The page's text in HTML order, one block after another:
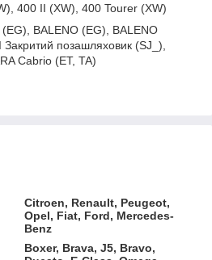
400 II (XW), 400 Tourer (XW)
BALENO (EG), BALENO
Закритий позашляховик (SJ_),
Cabrio (ET, TA)
Citroen, Renault, Peugeot,
Opel, Fiat, Ford, Mercedes-
Benz
Boxer, Brava, J5, Bravo,